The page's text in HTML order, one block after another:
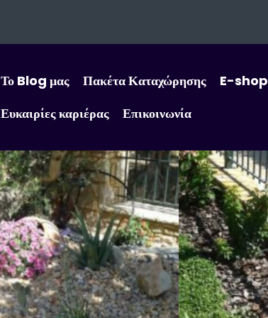
Το Blog μας Πακέτα Καταχώρησης E-shop
Ευκαιρίες καριέρας
Επικοινωνία